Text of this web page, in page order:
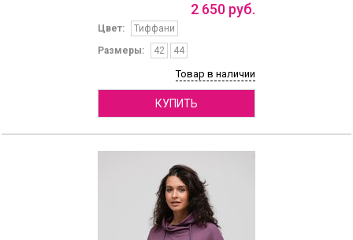
2 650 руб.
Цвет:
Тиффани
Размеры:
42 44
Товар в наличии
КУПИТЬ